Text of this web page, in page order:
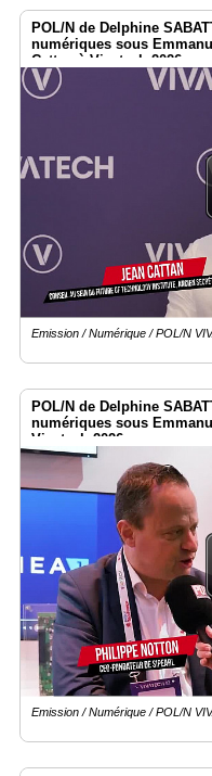
POL/N de Delphine
numériques sous
Cattan à Vivatech 2026
Emission / Numérique / POL/N
POL/N de Delphine
numériques sous
Vivatech 2026
Emission / Numérique / POL/N